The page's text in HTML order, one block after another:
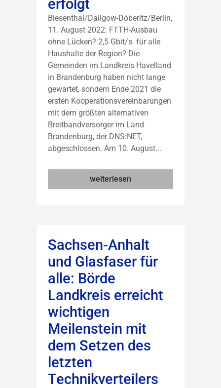
erfolgt
Biesenthal/Dallgow-Döberitz/Berlin,
11. August 2022: FTTH-Ausbau
ohne Lücken? 2,5 Gbit/s für alle
Haushalte der Region? Die
Gemeinden im Landkreis Havelland
in Brandenburg haben nicht lange
gewartet, sondern Ende 2021 die
ersten Kooperationsvereinbarungen
mit dem größten alternativen
Breitbandversorger im Land
Brandenburg, der DNS:NET,
abgeschlossen. Am 10. August...
weiterlesen
Sachsen-Anhalt
und Glasfaser für
alle: Börde
Landkreis erreicht
wichtigen
Meilenstein mit
dem Setzen des
letzten
Technikverteilers